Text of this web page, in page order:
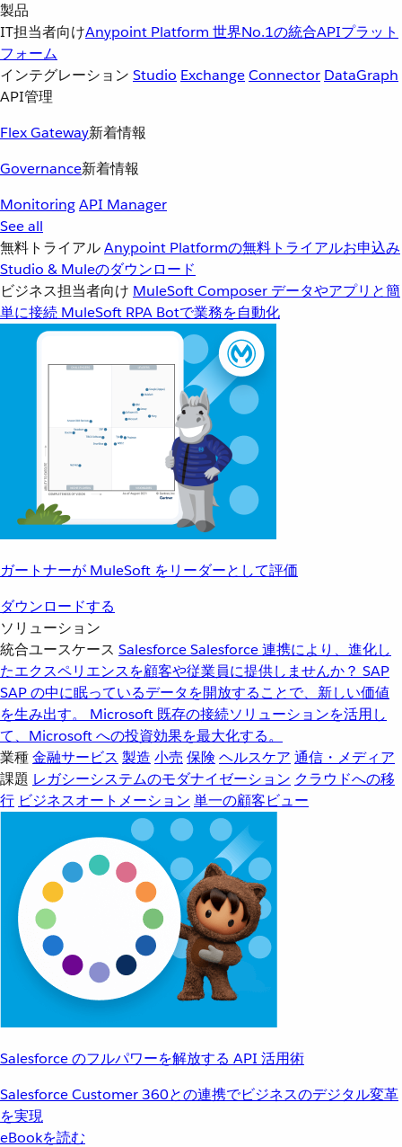
製品
IT担当者向けAnypoint Platform 世界No.1の統合APIプラット
フォーム
インテグレーション Studio ExchangeConnector DataGraph
API管理
Flex Gateway新着情報
Governance新着情報
MonitoringAPI Manager
See all
無料トライアルAnypoint Platformの無料トライアルお申込み
Studio & Muleのダウンロード
ビジネス担当者向け MuleSoft Composer データやアプリと簡
単に接続 MuleSoft RPA Botで業務を自動化
ガートナーが MuleSoft をリーダーとして評価
ダウンロードする
ソリューション
統合ユースケース SalesforceSalesforce 連携により、進化し
たエクスペリエンスを顧客や従業員に提供しませんか？ SAP
SAP の中に眠っているデータを開放することで、新しい価値
を生み出す。
Microsoft 既存の接続ソリューションを活用し
て、Microsoft への投資効果を最大化する。
業種金融サービス 製造 小売 保険 ヘルスケア 通信・メディア
課題 レガシーシステムのモダナイゼーション クラウドへの移
行 ビジネスオートメーション 単一の顧客ビュー
Salesforce のフルパワーを解放する API 活用術
Salesforce Customer 360との連携でビジネスのデジタル変革
を実現
eBookを読む